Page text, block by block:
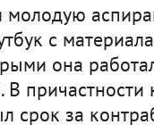
с
она
причастности
срок за